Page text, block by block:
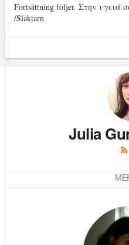
Fortsättning följer. Στην υγειά
/Slaktarn
Julia